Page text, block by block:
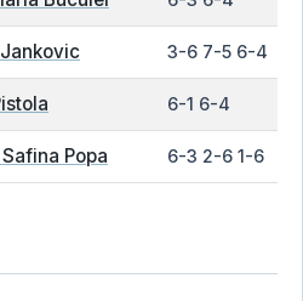
3-6 7-5 6-4
6-1 6-4
Popa 6-3 2-6 1-6